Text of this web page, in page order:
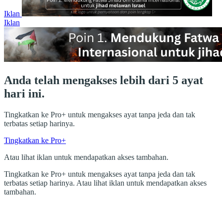
Iklan
Iklan
Anda telah mengakses lebih dari 5 ayat
hari ini.
Tingkatkan ke Pro+ untuk mengakses ayat tanpa jeda dan tak
terbatas setiap harinya.
Tingkatkan ke Pro+
Atau lihat iklan untuk mendapatkan akses tambahan.
Tingkatkan ke Pro+ untuk mengakses ayat tanpa jeda dan tak
terbatas setiap harinya. Atau lihat iklan untuk mendapatkan akses
tambahan.